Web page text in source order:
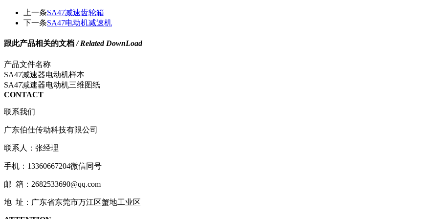
上一条SA47减速齿轮箱
下一条SA47电动机减速机
跟此产品相关的文档/ Related DownLoad
产品文件名称
SA47减速器电动机样本
SA47减速器电动机三维图纸
CONTACT
联系我们
广东伯仕传动科技有限公司
联系人：张经理
手机：13360667204微信同号
邮 箱：2682533690@qq.com
地 址：广东省东莞市万江区蟹地工业区